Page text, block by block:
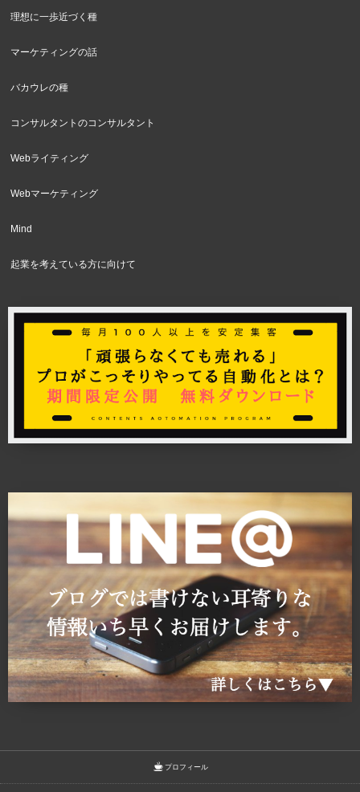
理想に一歩近づく種
マーケティングの話
バカウレの種
コンサルタントのコンサルタント
Webライティング
Webマーケティング
Mind
起業を考えている方に向けて
プロフィール